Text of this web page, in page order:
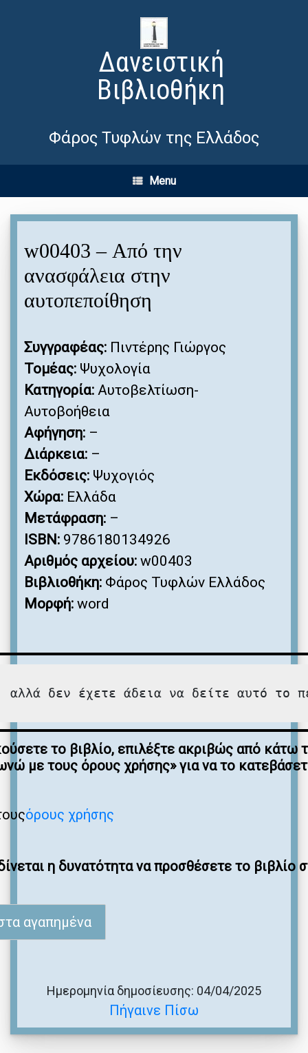
Δανειστική
Βιβλιοθήκη
Φάρος Τυφλών της Ελλάδος
Menu
w00403 – Από την
ανασφάλεια στην
αυτοπεποίθηση
Συγγραφέας: Πιντέρης Γιώργος
Τομέας: Ψυχολογία
Κατηγορία: Αυτοβελτίωση-
Αυτοβοήθεια
Αφήγηση: –
Διάρκεια: –
Εκδόσεις: Ψυχογιός
Χώρα: Ελλάδα
Μετάφραση: –
ISBN: 9786180134926
Αριθμός αρχείου: w00403
Βιβλιοθήκη: Φάρος Τυφλών Ελλάδος
Μορφή: word
αλλά δεν έχετε άδεια να δείτε αυτό το
το βιβλίο, επιλέξτε ακριβώς από κάτω
με τους όρους χρήσης» για να το
όρους χρήσης
η δυνατότητα να προσθέσετε το βιβλίο
αγαπημένα
Πήγαινε Πίσω
Ημερομηνία δημοσίευσης: 04/04/2025